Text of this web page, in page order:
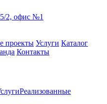
2, офис №1
проекты Услуги Каталог
Контакты
Реализованные